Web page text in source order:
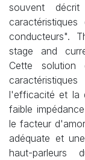
souvent
conducteurs".
stage and
Cette
l'efficacité et la
faible
le facteur
adéquate et
haut-parleurs